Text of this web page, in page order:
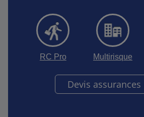
RC Pro Multirisque
Devis assurances